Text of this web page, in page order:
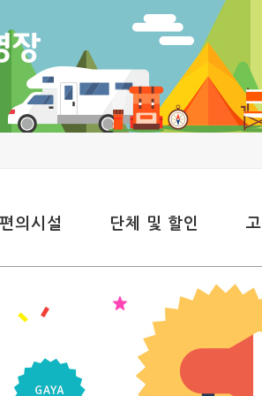
의시설 단체 및 할인